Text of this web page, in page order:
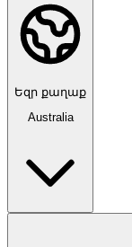
Եզր քաղաք
Australia